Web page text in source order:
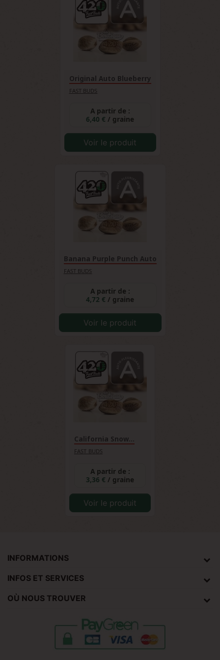
Original Auto Blueberry
FAST BUDS
A partir de :
6,40 € / graine
Voir le produit
Banana Purple Punch Auto
FAST BUDS
A partir de :
4,72 € / graine
Voir le produit
California Snow...
FAST BUDS
A partir de :
3,36 € / graine
Voir le produit
INFORMATIONS
INFOS ET SERVICES
OÙ NOUS TROUVER